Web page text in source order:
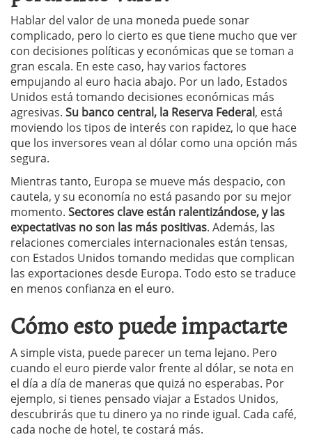
Hablar del valor de una moneda puede sonar
complicado, pero lo cierto es que tiene mucho que ver
con decisiones políticas y económicas que se toman a
gran escala. En este caso, hay varios factores
empujando al euro hacia abajo. Por un lado, Estados
Unidos está tomando decisiones económicas más
agresivas. Su banco central, la Reserva Federal, está
moviendo los tipos de interés con rapidez, lo que hace
que los inversores vean al dólar como una opción más
segura.
Mientras tanto, Europa se mueve más despacio, con
cautela, y su economía no está pasando por su mejor
momento. Sectores clave están ralentizándose, y las
expectativas no son las más positivas. Además, las
relaciones comerciales internacionales están tensas,
con Estados Unidos tomando medidas que complican
las exportaciones desde Europa. Todo esto se traduce
en menos confianza en el euro.
Cómo esto puede impactarte
A simple vista, puede parecer un tema lejano. Pero
cuando el euro pierde valor frente al dólar, se nota en
el día a día de maneras que quizá no esperabas. Por
ejemplo, si tienes pensado viajar a Estados Unidos,
descubrirás que tu dinero ya no rinde igual. Cada café,
cada noche de hotel, te costará más.